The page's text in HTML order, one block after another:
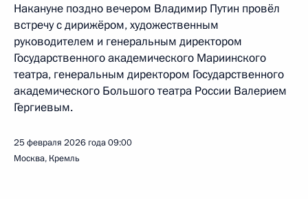
Накануне поздно вечером Владимир Путин провёл
встречу с дирижёром, художественным
руководителем и генеральным директором
Государственного академического Мариинского
театра, генеральным директором Государственного
академического Большого театра России Валерием
Гергиевым.
25 февраля 2026 года09:00
Москва, Кремль